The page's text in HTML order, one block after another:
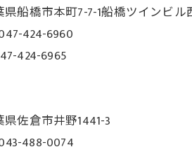
県船橋市本町7-7-1船橋ツインビル
424-6960
424-6965
県佐倉市井野1441-3
488-0074